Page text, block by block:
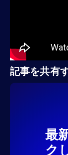
記事を共有
最
ク